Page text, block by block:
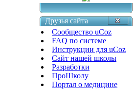
Друзья сайта
Сообщество uCoz
FAQ по системе
Инструкции для uCoz
Сайт нашей школы
Разработки
ПроШколу
Портал о медицине